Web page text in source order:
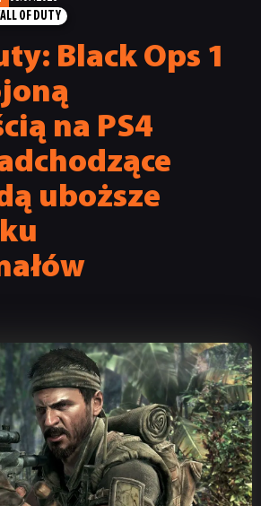
OF DUTY
Black Ops 1
na PS4
uboższe